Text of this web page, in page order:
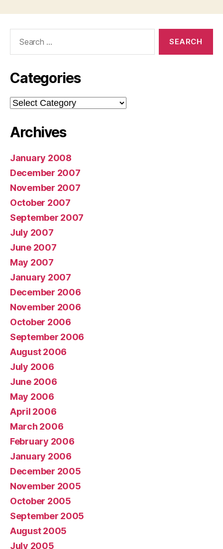
Categories
Categories
Archives
January 2008
December 2007
November 2007
October 2007
September 2007
July 2007
June 2007
May 2007
January 2007
December 2006
November 2006
October 2006
September 2006
August 2006
July 2006
June 2006
May 2006
April 2006
March 2006
February 2006
January 2006
December 2005
November 2005
October 2005
September 2005
August 2005
July 2005